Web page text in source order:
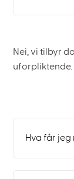
Nei, vi tilbyr
uforpliktende.
Hva får jeg